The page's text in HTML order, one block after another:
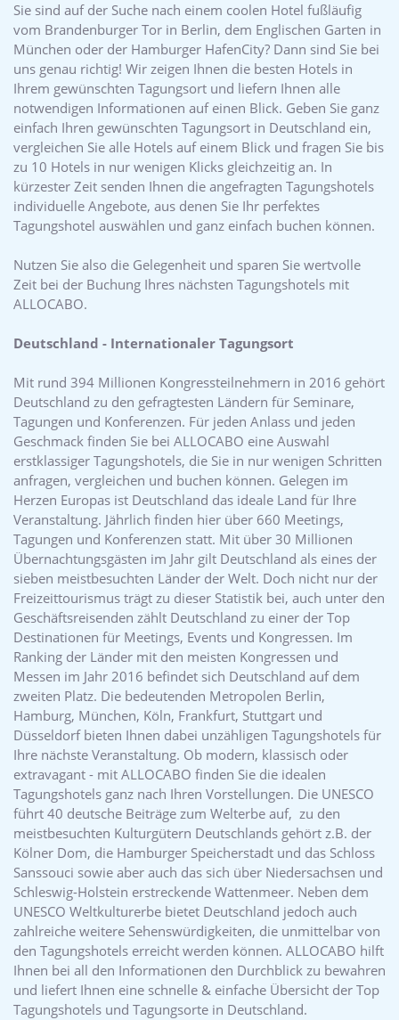
Sie sind auf der Suche nach einem coolen Hotel fußläufig
vom Brandenburger Tor in Berlin, dem Englischen Garten in
München oder der Hamburger HafenCity? Dann sind Sie bei
uns genau richtig! Wir zeigen Ihnen die besten Hotels in
Ihrem gewünschten Tagungsort und liefern Ihnen alle
notwendigen Informationen auf einen Blick. Geben Sie ganz
einfach Ihren gewünschten Tagungsort in Deutschland ein,
vergleichen Sie alle Hotels auf einem Blick und fragen Sie bis
zu 10 Hotels in nur wenigen Klicks gleichzeitig an. In
kürzester Zeit senden Ihnen die angefragten Tagungshotels
individuelle Angebote, aus denen Sie Ihr perfektes
Tagungshotel auswählen und ganz einfach buchen können.
Nutzen Sie also die Gelegenheit und sparen Sie wertvolle
Zeit bei der Buchung Ihres nächsten Tagungshotels mit
ALLOCABO.
Deutschland - Internationaler Tagungsort
Mit rund 394 Millionen Kongressteilnehmern in 2016 gehört
Deutschland zu den gefragtesten Ländern für Seminare,
Tagungen und Konferenzen. Für jeden Anlass und jeden
Geschmack finden Sie bei ALLOCABO eine Auswahl
erstklassiger Tagungshotels, die Sie in nur wenigen Schritten
anfragen, vergleichen und buchen können. Gelegen im
Herzen Europas ist Deutschland das ideale Land für Ihre
Veranstaltung. Jährlich finden hier über 660 Meetings,
Tagungen und Konferenzen statt. Mit über 30 Millionen
Übernachtungsgästen im Jahr gilt Deutschland als eines der
sieben meistbesuchten Länder der Welt. Doch nicht nur der
Freizeittourismus trägt zu dieser Statistik bei, auch unter den
Geschäftsreisenden zählt Deutschland zu einer der Top
Destinationen für Meetings, Events und Kongressen. Im
Ranking der Länder mit den meisten Kongressen und
Messen im Jahr 2016 befindet sich Deutschland auf dem
zweiten Platz. Die bedeutenden Metropolen Berlin,
Hamburg, München, Köln, Frankfurt, Stuttgart und
Düsseldorf bieten Ihnen dabei unzähligen Tagungshotels für
Ihre nächste Veranstaltung. Ob modern, klassisch oder
extravagant - mit ALLOCABO finden Sie die idealen
Tagungshotels ganz nach Ihren Vorstellungen. Die UNESCO
führt 40 deutsche Beiträge zum Welterbe auf, zu den
meistbesuchten Kulturgütern Deutschlands gehört z.B. der
Kölner Dom, die Hamburger Speicherstadt und das Schloss
Sanssouci sowie aber auch das sich über Niedersachsen und
Schleswig-Holstein erstreckende Wattenmeer. Neben dem
UNESCO Weltkulturerbe bietet Deutschland jedoch auch
zahlreiche weitere Sehenswürdigkeiten, die unmittelbar von
den Tagungshotels erreicht werden können. ALLOCABO hilft
Ihnen bei all den Informationen den Durchblick zu bewahren
und liefert Ihnen eine schnelle & einfache Übersicht der Top
Tagungshotels und Tagungsorte in Deutschland.